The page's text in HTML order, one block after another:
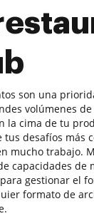
son una
volúmenes
la cima de tu
desafíos más
mucho trabajo.
capacidades de
gestionar el
formato de